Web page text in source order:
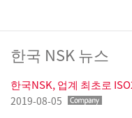
한국 NSK 뉴스
한국NSK, 업계 최초로
2019-08-05